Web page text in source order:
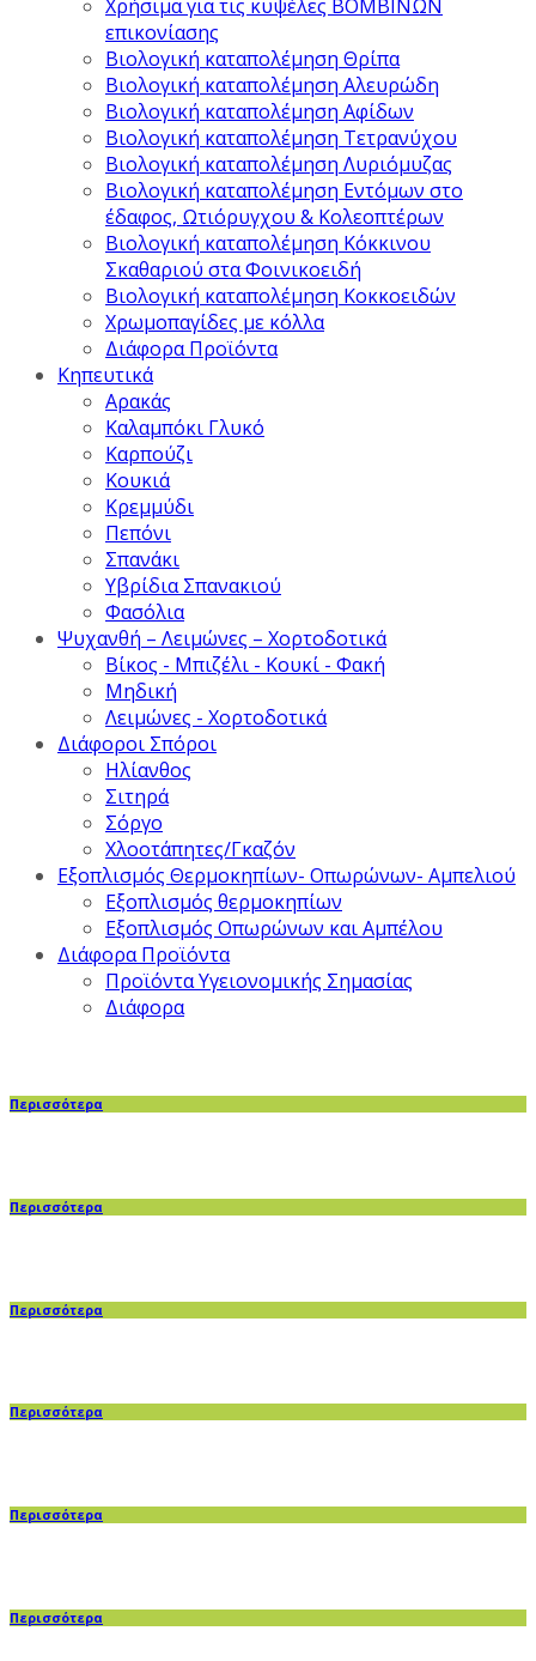
Χρήσιμα για τις κυψέλες ΒΟΜΒΙΝΩΝ
επικονίασης
Βιολογική καταπολέμηση Θρίπα
Βιολογική καταπολέμηση Αλευρώδη
Βιολογική καταπολέμηση Αφίδων
Βιολογική καταπολέμηση Τετρανύχου
Βιολογική καταπολέμηση Λυριόμυζας
Βιολογική καταπολέμηση Εντόμων στο
έδαφος, Ωτιόρυγχου & Κολεοπτέρων
Βιολογική καταπολέμηση Κόκκινου
Σκαθαριού στα Φοινικοειδή
Βιολογική καταπολέμηση Κοκκοειδών
Χρωμοπαγίδες με κόλλα
Διάφορα Προϊόντα
Κηπευτικά
Αρακάς
Καλαμπόκι Γλυκό
Καρπούζι
Κουκιά
Κρεμμύδι
Πεπόνι
Σπανάκι
Υβρίδια Σπανακιού
Φασόλια
Ψυχανθή – Λειμώνες – Χορτοδοτικά
Βίκος - Μπιζέλι - Κουκί - Φακή
Μηδική
Λειμώνες - Χορτοδοτικά
Διάφοροι Σπόροι
Ηλίανθος
Σιτηρά
Σόργο
Χλοοτάπητες/Γκαζόν
Εξοπλισμός Θερμοκηπίων- Οπωρώνων- Αμπελιού
Εξοπλισμός θερμοκηπίων
Εξοπλισμός Οπωρώνων και Αμπέλου
Διάφορα Προϊόντα
Προϊόντα Υγειονομικής Σημασίας
Διάφορα
Περισσότερα
Περισσότερα
Περισσότερα
Περισσότερα
Περισσότερα
Περισσότερα